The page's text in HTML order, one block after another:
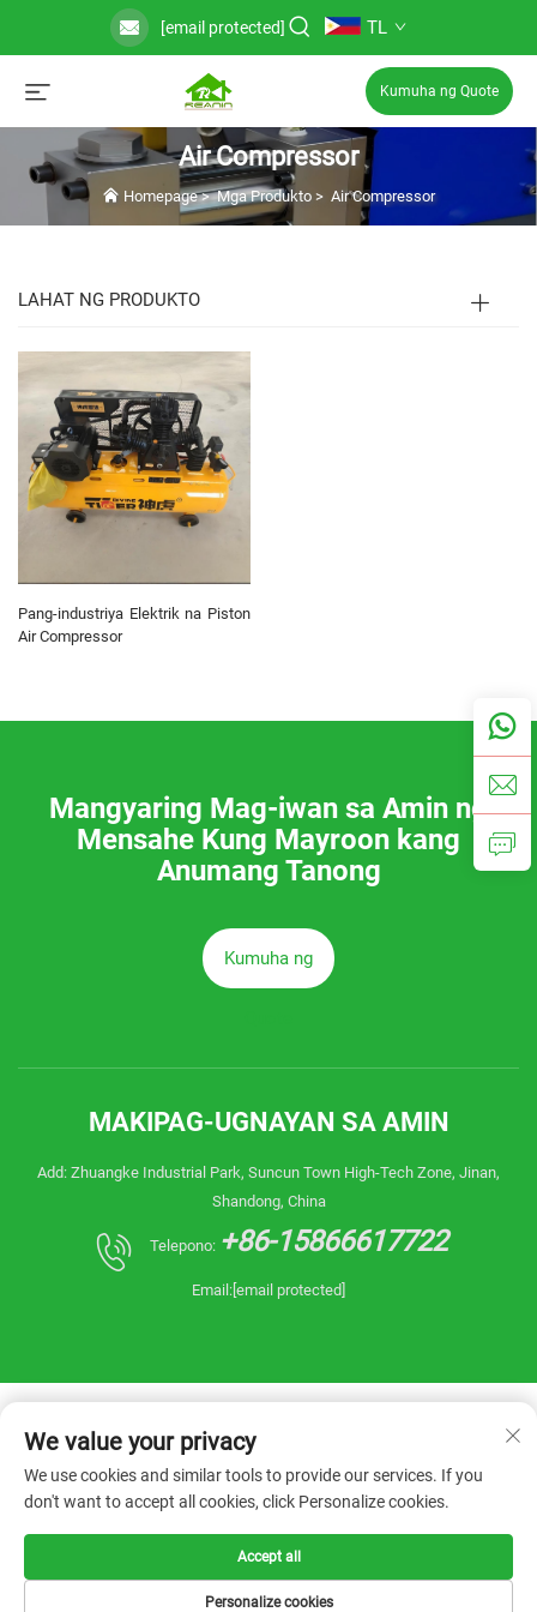
[email protected] TL
Kumuha ng Quote
Air Compressor
Homepage>Mga Produkto > Air Compressor
LAHAT NG PRODUKTO
Pang-industriya Elektrik na Piston
Air Compressor
Mangyaring Mag-iwan sa Amin ng
Mensahe Kung Mayroon kang
Anumang Tanong
Kumuha ng
MAKIPAG-UGNAYAN SA AMIN
Add: Zhuangke Industrial Park, Suncun Town High-Tech Zone, Jinan,
Shandong, China
Telepono: +86-15866617722
Email: [email protected]
Copyright © 2026 China Shandong Reanin
Machinery Co.,Ltd. Ang lahat ng karapatan ay
Patakaran sa Pagkakapribado
We value your privacy
We use cookies and similar tools to provide our services. If you
don't want to accept all cookies, click Personalize cookies.
Personalize cookies
Accept all